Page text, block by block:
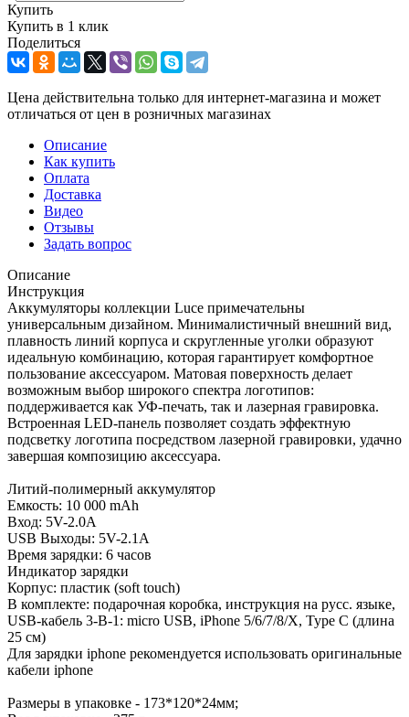
Купить
Купить в 1 клик
Поделиться
Цена действительна только для интернет-магазина и может
отличаться от цен в розничных магазинах
Описание
Как купить
Оплата
Доставка
Видео
Отзывы
Задать вопрос
Описание
Инструкция
Аккумуляторы коллекции Luce примечательны
универсальным дизайном. Минималистичный внешний вид,
плавность линий корпуса и скругленные уголки образуют
идеальную комбинацию, которая гарантирует комфортное
пользование аксессуаром. Матовая поверхность делает
возможным выбор широкого спектра логотипов:
поддерживается как УФ-печать, так и лазерная гравировка.
Встроенная LED-панель позволяет создать эффектную
подсветку логотипа посредством лазерной гравировки, удачно
завершая композицию аксессуара.
Литий-полимерный аккумулятор
Емкость: 10 000 mAh
Вход: 5V-2.0A
USB Выходы: 5V-2.1A
Время зарядки: 6 часов
Индикатор зарядки
Корпус: пластик (soft touch)
В комплекте: подарочная коробка, инструкция на русс. языке,
USB-кабель 3-B-1: micro USB, iPhone 5/6/7/8/X, Type C (длина
25 см)
Для зарядки iphone рекомендуется использовать оригинальные
кабели iphone
Размеры в упаковке - 173*120*24мм;